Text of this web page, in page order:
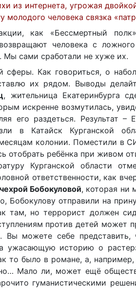
из интернета, угрожая
молодого человека связка
как «Бессмертный
человека с
Мы сами сработали не хуже их.
сферы. Как говориться, о
их рядом. Выводы
, жительница Екатеринбурга
искренне возмутилась,
его раздеться. Результат
в Катайск Курганской
колонии. Поместили в
отобрать ребёнка при живом
Курганской области
ответственности, как
Бобокуловой, которая ни
Бобокулову отправили на
там, но террорист должен
против детей может
Вы можете себе
ужасающую историю о
то было в романе, а,
Мало ли, может ещё
гуманистическими